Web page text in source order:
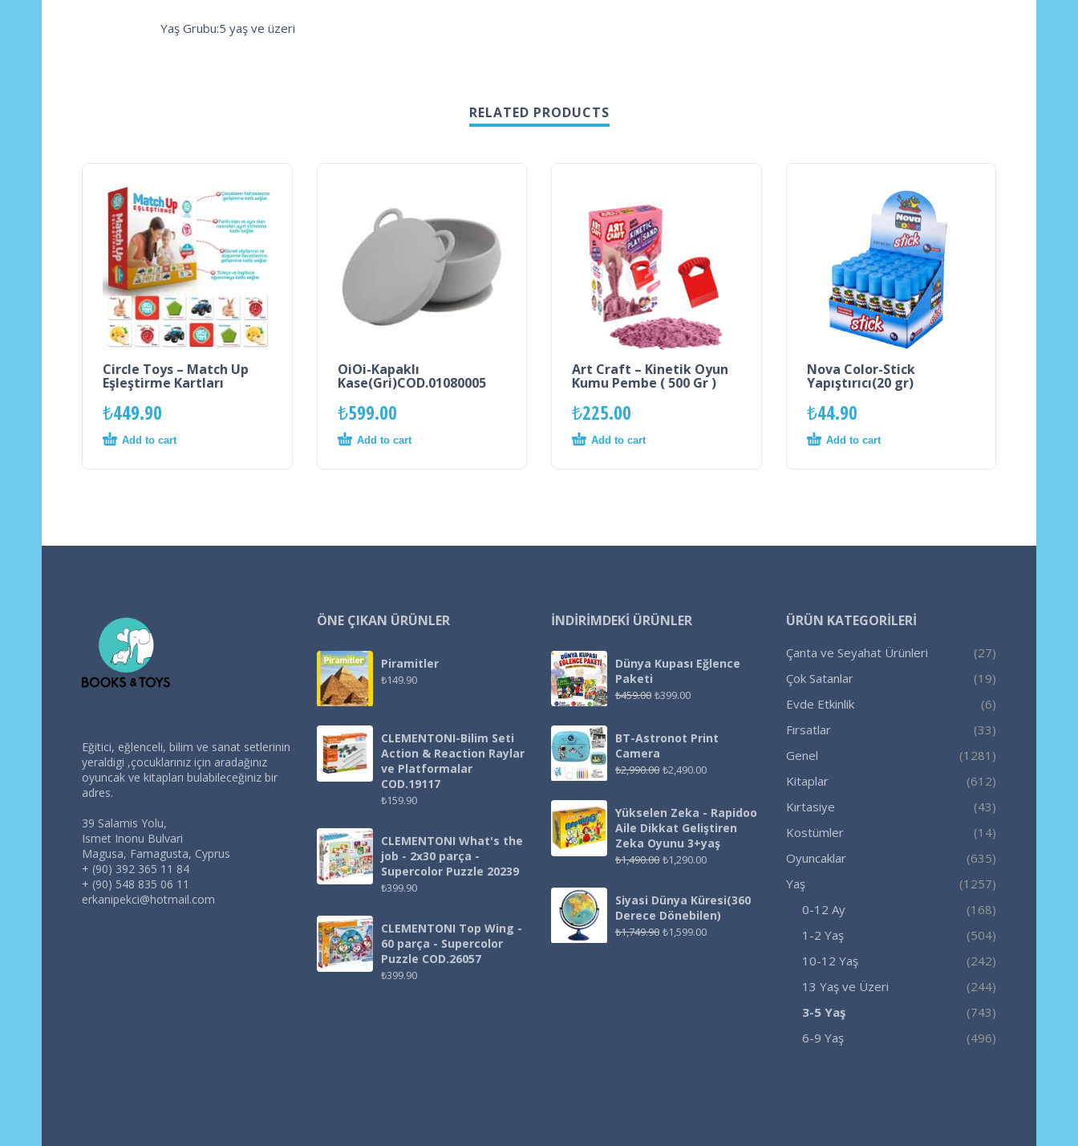
Yaş Grubu:5 yaş ve üzeri
RELATED PRODUCTS
Circle Toys – Match Up
Eşleştirme Kartları
₺449.90
Add to cart
OiOi-Kapaklı
Kase(Gri)COD.01080005
₺599.00
Add to cart
Art Craft – Kinetik Oyun
Kumu Pembe ( 500 Gr )
₺225.00
Add to cart
Nova Color-Stick
Yapıştırıcı(20 gr)
₺44.90
Add to cart
Eğitici, eğlenceli, bilim ve sanat setlerinin
yeraldigi ,çocuklarınız için aradağınız
oyuncak ve kitapları bulabileceğiniz bir
adres.
39 Salamis Yolu,
Ismet Inonu Bulvari
Magusa, Famagusta, Cyprus
+ (90) 392 365 11 84
+ (90) 548 835 06 11
erkanipekci@hotmail.com
ÖNE ÇIKAN ÜRÜNLER
Piramitler
₺149.90
CLEMENTONI-Bilim Seti
Action & Reaction Raylar
ve Platformalar
COD.19117
₺159.90
CLEMENTONI What's the
job - 2x30 parça -
Supercolor Puzzle 20239
₺399.90
CLEMENTONI Top Wing -
60 parça - Supercolor
Puzzle COD.26057
₺399.90
İNDIRIMDEKI ÜRÜNLER
Dünya Kupası Eğlence
Paketi
₺459.00 ₺399.00
BT-Astronot Print
Camera
₺2,990.00 ₺2,490.00
Yükselen Zeka - Rapidoo
Aile Dikkat Geliştiren
Zeka Oyunu 3+yaş
₺1,490.00 ₺1,290.00
Siyasi Dünya Küresi(360
Derece Dönebilen)
₺1,749.90 ₺1,599.00
ÜRÜN KATEGORILERI
Çanta ve Seyahat Ürünleri
(27)
Çok Satanlar
(19)
Evde Etkinlik
(6)
Fırsatlar
(33)
Genel
(1281)
Kitaplar
(612)
Kırtasiye
(43)
Kostümler
(14)
Oyuncaklar
(635)
Yaş
(1257)
0-12 Ay
(168)
1-2 Yaş
(504)
10-12 Yaş
(242)
13 Yaş ve Üzeri
(244)
3-5 Yaş
(743)
6-9 Yaş
(496)